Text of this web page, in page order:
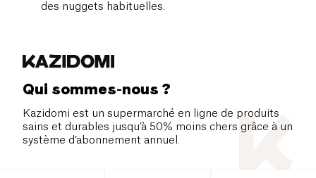
des nuggets habituelles.
Qui sommes-nous ?
Kazidomi est un supermarché en ligne de produits
sains et durables jusqu’à 50% moins chers grâce à un
système d’abonnement annuel.